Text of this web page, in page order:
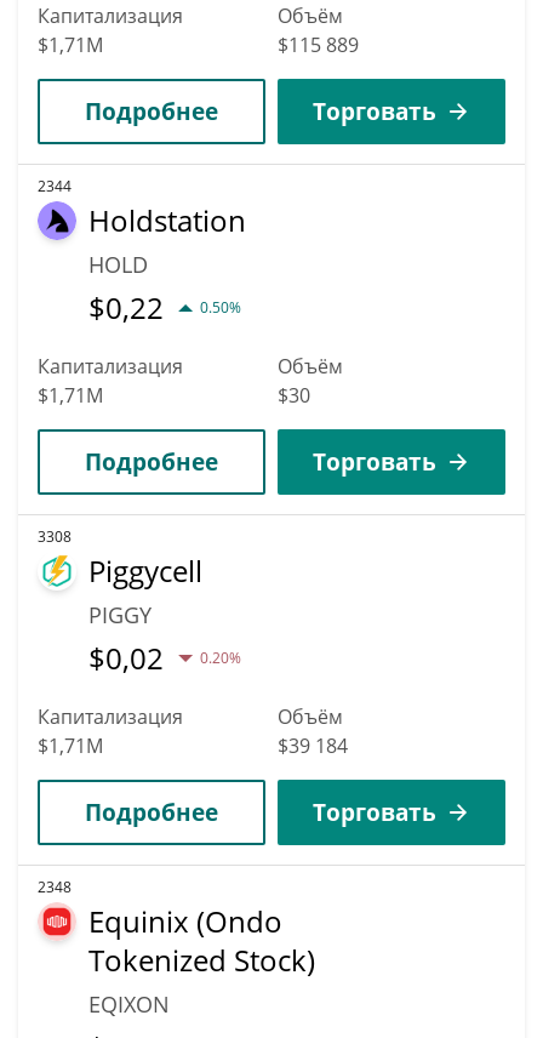
Капитализация
$1,71M
Объём
$115 889
Подробнее Торговать
2344
Holdstation
HOLD
$0,22 0.50%
Капитализация
$1,71M
Объём
$30
Подробнее Торговать
3308
Piggycell
PIGGY
$0,02 0.20%
Капитализация
$1,71M
Объём
$39 184
Подробнее Торговать
2348
Equinix (Ondo
Tokenized Stock)
EQIXON